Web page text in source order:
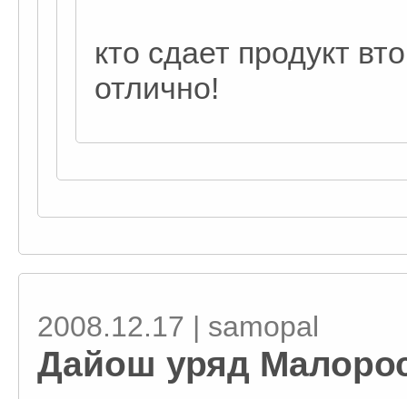
кто сдает продукт
отлично!
2008.12.17 | samopal
Дайош уряд